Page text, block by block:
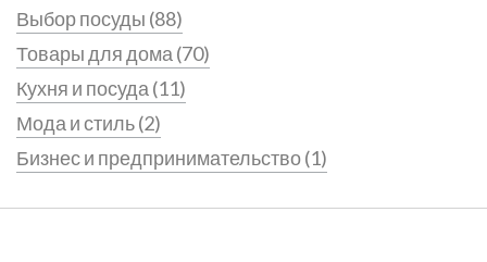
Выбор посуды (88)
Товары для дома (70)
Кухня и посуда (11)
Мода и стиль(2)
Бизнес и предпринимательство(1)